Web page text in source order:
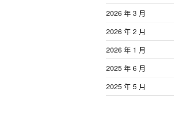
2026 年 3 月
2026 年 2 月
2026 年 1 月
2025 年 6 月
2025 年 5 月